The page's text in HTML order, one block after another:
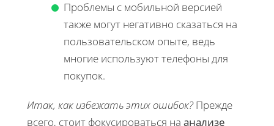
Проблемы с мобильной версией
также могут негативно сказаться на
пользовательском опыте, ведь
многие используют телефоны для
покупок.
Итак, как избежать этих ошибок?Прежде
всего, стоит фокусироваться на анализе